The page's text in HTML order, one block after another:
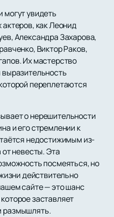
могут увидеть
как Леонид
Александра Захарова,
Виктор Раков,
Их мастерство
переплетаются
о нерешительности
и его стремлении к
недостижимым из-
от невесты. Эта
посмеяться, но
действительно
сайте — это шанс
заставляет
размышлять.